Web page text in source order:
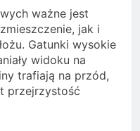
ważne jest
jak i
Gatunki wysokie
widoku na
trafiają na przód,
przejrzystość